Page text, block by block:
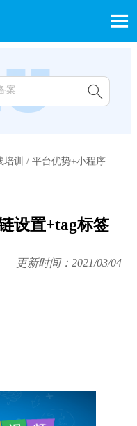


训 / 平台优势+小程序
设置+tag标签
更新时间：2021/03/04